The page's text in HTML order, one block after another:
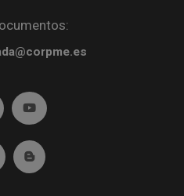
(abre en ventana nueva)
a twitter (abre en ventana nueva)
Ir a YouTube (abre en
en ventana nueva)
a Linkedin (abre en ventana nueva)
Ir al Blog (abre en ventana